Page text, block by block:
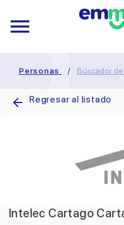
Personas / Búscador
Regresar al listado
Intelec Cartago